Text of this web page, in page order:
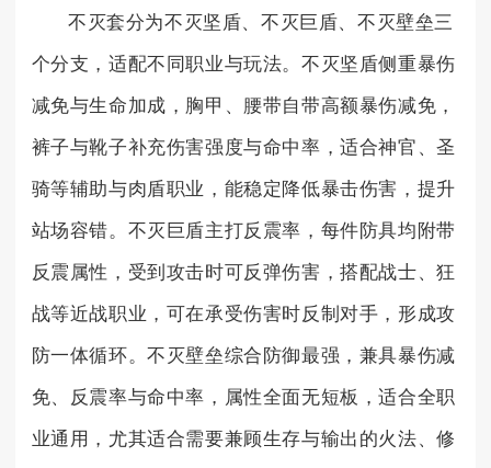
不灭套分为不灭坚盾、不灭巨盾、不灭壁垒三
个分支，适配不同职业与玩法。不灭坚盾侧重暴伤
减免与生命加成，胸甲、腰带自带高额暴伤减免，
裤子与靴子补充伤害强度与命中率，适合神官、圣
骑等辅助与肉盾职业，能稳定降低暴击伤害，提升
站场容错。不灭巨盾主打反震率，每件防具均附带
反震属性，受到攻击时可反弹伤害，搭配战士、狂
战等近战职业，可在承受伤害时反制对手，形成攻
防一体循环。不灭壁垒综合防御最强，兼具暴伤减
免、反震率与命中率，属性全面无短板，适合全职
业通用，尤其适合需要兼顾生存与输出的火法、修